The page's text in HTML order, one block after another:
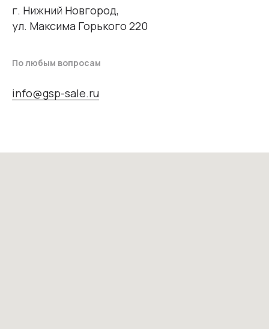
г. Нижний Новгород,
ул. Максима Горького 220
По любым вопросам
info@gsp-sale.ru